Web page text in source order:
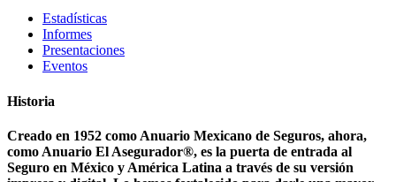
Estadísticas
Informes
Presentaciones
Eventos
Historia
Creado en 1952 como Anuario Mexicano de Seguros, ahora,
como Anuario El Asegurador®, es la puerta de entrada al
Seguro en México y América Latina a través de su versión